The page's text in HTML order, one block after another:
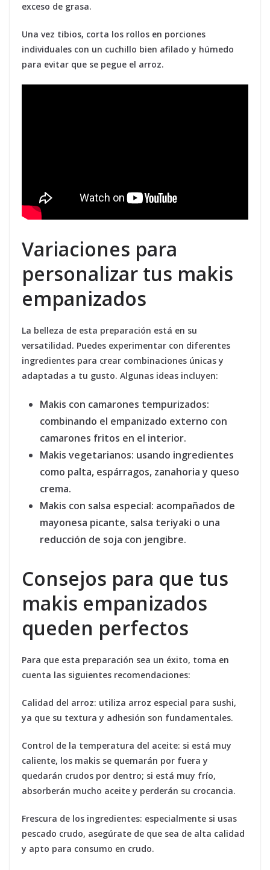
exceso de grasa.
Una vez tibios, corta los rollos en porciones
individuales con un cuchillo bien afilado y húmedo
para evitar que se pegue el arroz.
Variaciones para
personalizar tus makis
empanizados
La belleza de esta preparación está en su
versatilidad. Puedes experimentar con diferentes
ingredientes para crear combinaciones únicas y
adaptadas a tu gusto. Algunas ideas incluyen:
Makis con camarones tempurizados:
combinando el empanizado externo con
camarones fritos en el interior.
Makis vegetarianos: usando ingredientes
como palta, espárragos, zanahoria y queso
crema.
Makis con salsa especial: acompañados de
mayonesa picante, salsa teriyaki o una
reducción de soja con jengibre.
Consejos para que tus
makis empanizados
queden perfectos
Para que esta preparación sea un éxito, toma en
cuenta las siguientes recomendaciones:
Calidad del arroz: utiliza arroz especial para sushi,
ya que su textura y adhesión son fundamentales.
Control de la temperatura del aceite: si está muy
caliente, los makis se quemarán por fuera y
quedarán crudos por dentro; si está muy frío,
absorberán mucho aceite y perderán su crocancia.
Frescura de los ingredientes: especialmente si usas
pescado crudo, asegúrate de que sea de alta calidad
y apto para consumo en crudo.